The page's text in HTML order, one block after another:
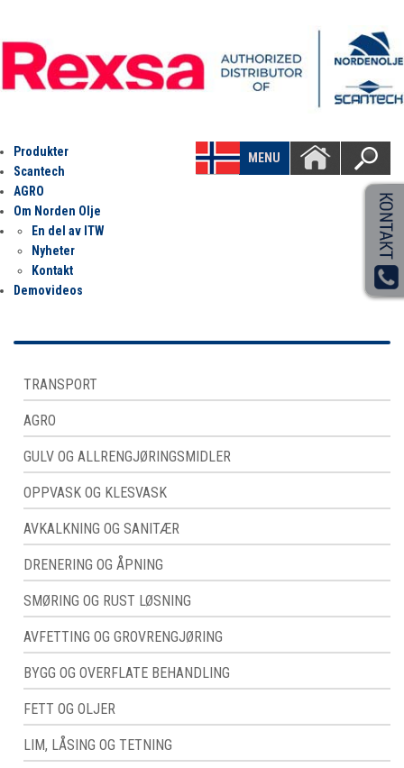
MENU
Produkter
Scantech
AGRO
Om Norden Olje
En del av ITW
Nyheter
Kontakt
Demovideos
TRANSPORT
AGRO
GULV OG ALLRENGJØRINGSMIDLER
OPPVASK OG KLESVASK
AVKALKNING OG SANITÆR
DRENERING OG ÅPNING
SMØRING OG RUST LØSNING
AVFETTING OG GROVRENGJØRING
BYGG OG OVERFLATE BEHANDLING
FETT OG OLJER
LIM, LÅSING OG TETNING